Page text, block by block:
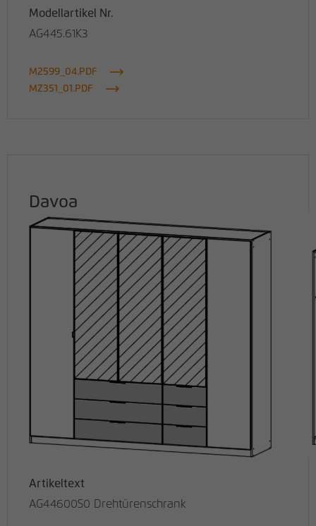
Modellartikel Nr.
AG445.61K3
M2599_04.PDF
MZ351_01.PDF
Davoa
Artikeltext
AG44600S0 Drehtürenschrank